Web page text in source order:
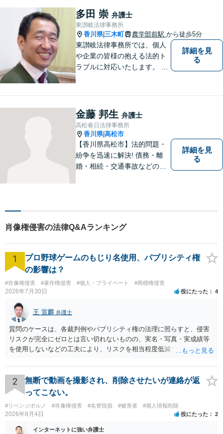
多田 崇 弁護士
東讃岐法律事務所
香川県| 三木町 農学部前駅 から徒歩5分
東讃岐法律事務所では、個人
や企業の皆様の抱える法的ト
ラブルに対応いたします。 高
詳細を見
る
金藤 邦生 弁護士
高松春日法律事務所
香川県|高松市
【香川県高松市】法的問題・
紛争を迅速に解決! 債務・離
婚・相続・交通事故などの問
詳細を見
る
肖像権侵害の法律Q&Aランキング
1
プロ野球ゲームのもじり名使用、パブリシティ権
の影響は？
#肖像権侵害 #著作権侵害 #個人・プライベート #商標権侵害
2026年7月30日 役にたった 4
王 宣麟 弁護士
質問のケースは、各裁判例やパブリシティ権の法理に照らすと、侵害
リスクが完全にゼロとは言い切れないものの、実名・写真・実成績等
を使用しないなどの工夫により、リスクを相当程度低減できる設計に
推測できる」という点は、裁判で争われた場合に「専ら顧客吸引力の
利用を目的とする」と判断される余地を残すため、一定の注意が必要
です。 また、広告収益の有無は、侵害判断に一定の影響を与える可能
性がありますが、決定的要因ではありません。 パブリシティ権侵害の
成否は、主に「専ら顧客吸引力の利用を目的とするか」という点で判
断されます。広告収益があることは「商業的目的」を強く示す要素で
すが、それだけで直ちに侵害となるわけではありません。完全無償・
2
無断で動画を撮影され、削除させたいが連絡が返
ってこない。
#リベンジポルノ #肖像権侵害 #名誉毀損 #被害者 #個人情報削除
2026年8月4日 役にたった 2
インターネットに強い弁護士